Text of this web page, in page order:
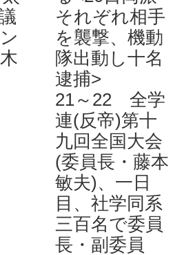
それぞれ相手
を襲撃、機動
隊出動し十名
逮捕>
21～22 全学
連(反帝)第十
九回全国大会
(委員長・藤本
敏夫)、一日
目、社学同系
三百名で委員
長・副委員